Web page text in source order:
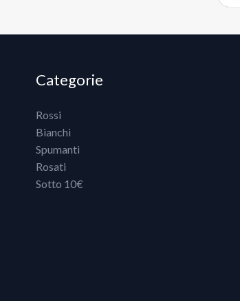
Categorie
Rossi
Bianchi
Spumanti
Rosati
Sotto 10€